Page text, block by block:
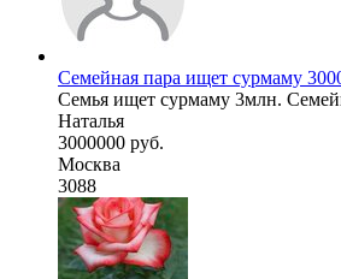
Семейная пара ищет сурмаму
Семья ищет сурмаму 3млн.
Наталья
3000000 руб.
Москва
3088